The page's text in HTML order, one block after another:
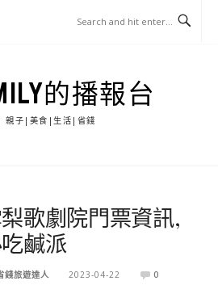
的播報台
親子|美食|生活|省錢
歌劇院門票資訊,
鹹派
錢旅遊達人 2023-04-22 0